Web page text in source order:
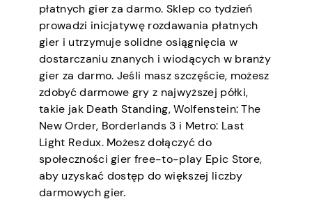
płatnych gier za darmo. Sklep co tydzień
prowadzi inicjatywę rozdawania płatnych
gier i utrzymuje solidne osiągnięcia w
dostarczaniu znanych i wiodących w branży
gier za darmo. Jeśli masz szczęście, możesz
zdobyć darmowe gry z najwyższej półki,
takie jak Death Standing, Wolfenstein: The
New Order, Borderlands 3 i Metro: Last
Light Redux. Możesz dołączyć do
społeczności gier free-to-play Epic Store,
aby uzyskać dostęp do większej liczby
darmowych gier.